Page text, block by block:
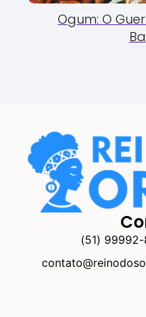
Ogum: O
(51)